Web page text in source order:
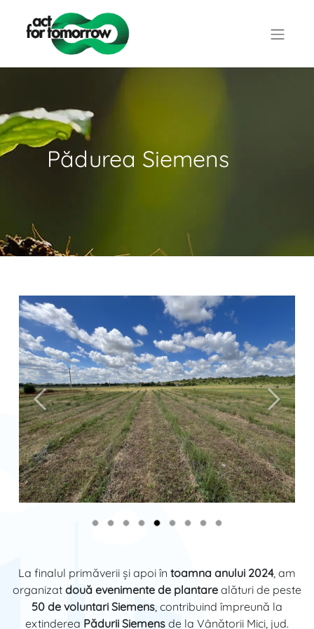
Pădurea Siemens
Anterior Înainte
La finalul primăverii și apoi în toamna anului 2024, am
organizat două evenimente de plantare alături de peste
50 de voluntari Siemens, contribuind împreună la
extinderea Pădurii Siemens de la Vânătorii Mici, jud.